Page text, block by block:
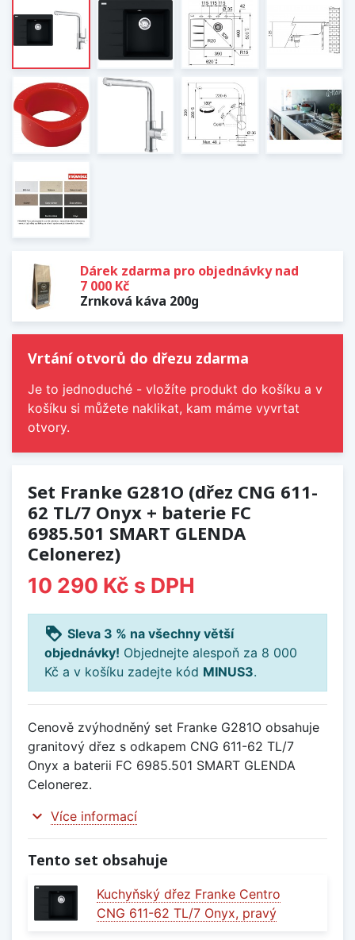
Dárek zdarma pro objednávky nad
7 000 Kč
Zrnková káva 200g
Vrtání otvorů do dřezu zdarma
Je to jednoduché - vložíte produkt do košíku a v
košíku si můžete naklikat, kam máme vyvrtat
otvory.
Set Franke G281O (dřez CNG 611-
62 TL/7 Onyx + baterie FC
6985.501 SMART GLENDA
Celonerez)
10 290 Kč s DPH
loyalty Sleva 3 % na všechny větší
objednávky! Objednejte alespoň za 8 000
Kč a v košíku zadejte kód MINUS3.
Cenově zvýhodněný set Franke G281O obsahuje
granitový dřez s odkapem CNG 611-62 TL/7
Onyx a baterii FC 6985.501 SMART GLENDA
Celonerez.
expand_more Více informací
Tento set obsahuje
Kuchyňský dřez Franke Centro
CNG 611-62 TL/7 Onyx, pravý